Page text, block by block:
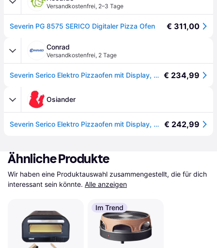
Versandkostenfrei, 2–3 Tage
Severin PG 8575 SERICO Digitaler Pizza Ofen € 311,00
Conrad
Versandkostenfrei, 2 Tage
Severin Serico Elektro Pizzaofen mit Display, mit Pizzastein, Timerfunktion - [Schwarz] € 234,99
Osiander
Severin Serico Elektro Pizzaofen mit Display, mit Pizzastein, Timerfunktion Schwarz € 242,99
Ähnliche Produkte
Wir haben eine Produktauswahl zusammengestellt, die für dich
interessant sein könnte. Alle anzeigen
Im Trend